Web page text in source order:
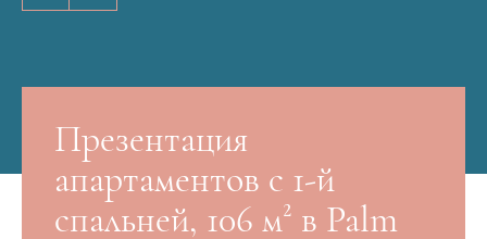
Презентация
апартаментов с 1-й
спальней, 106 м² в Palm